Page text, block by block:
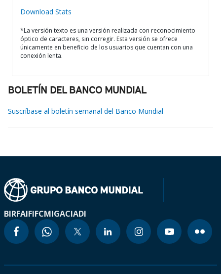
Download Stats
*La versión texto es una versión realizada con reconocimiento
óptico de caracteres, sin corregir. Esta versión se ofrece
únicamente en beneficio de los usuarios que cuentan con una
conexión lenta.
BOLETÍN DEL BANCO MUNDIAL
Suscríbase al boletín semanal del Banco Mundial
BIRFAIFIFCMIGACIADI